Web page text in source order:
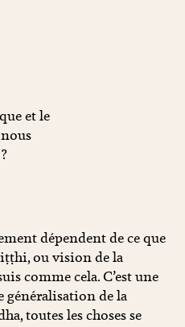
et le
dépendent de ce que
ou vision de la
comme cela. C’est une
généralisation de la
toutes les choses se